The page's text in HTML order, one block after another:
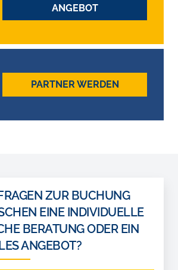
ANGEBOT
PARTNER WERDEN
ZUR BUCHUNG
EINE INDIVIDUELLE
BERATUNG ODER EIN
ANGEBOT?